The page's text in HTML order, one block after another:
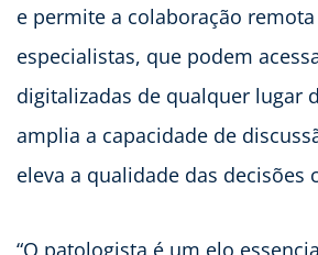
e permite a colaboração
especialistas, que podem
digitalizadas de qualquer lugar
amplia a capacidade de
eleva a qualidade das decisões
“O patologista é um elo